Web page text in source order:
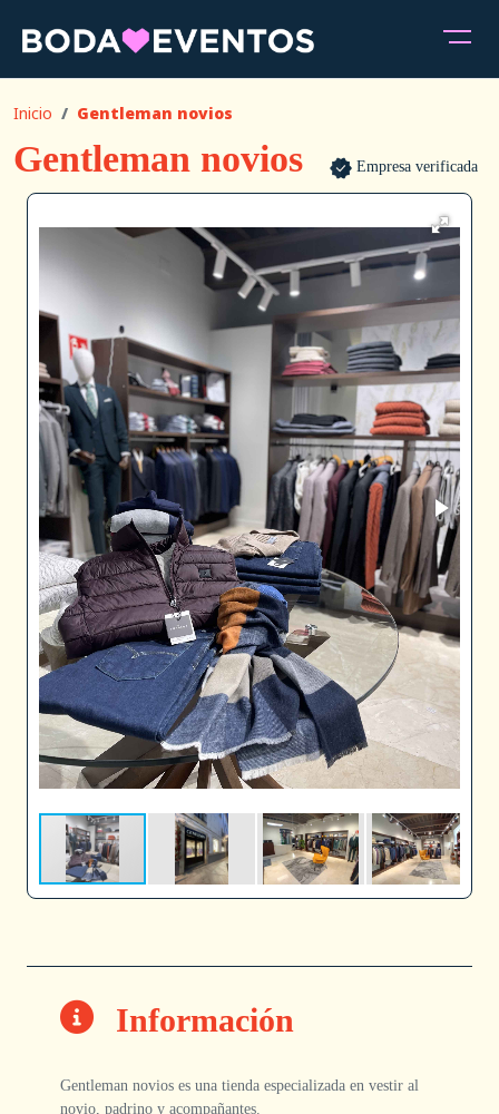
Inicio Gentleman novios
Gentleman novios Empresa verificada
Información
Gentleman novios es una tienda especializada en vestir al
novio, padrino y acompañantes.